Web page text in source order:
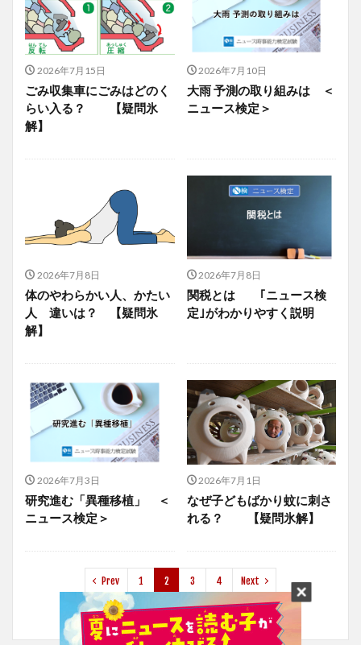
2026年7月15日
ごみ収集車にごみはどのく
らい入る？ 【疑問氷
解】
2026年7月10日
大雨 予測の取り組みは ＜
ニュース検定＞
2026年7月8日
体のやわらかい人、かたい
人 違いは？ 【疑問氷
解】
2026年7月8日
関税とは ｢ニュース検
定｣がわかりやすく説明
2026年7月3日
研究進む「異種移植」 ＜
ニュース検定＞
2026年7月1日
なぜ子どもばかり蚊に刺さ
れる？ 【疑問氷解】
Prev 1 2 3 4 Next